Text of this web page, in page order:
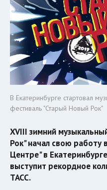
В Екатеринбурге стартовал
фестиваль "Старый Новый Рок"
XVIII зимний
Рок" начал свою работу
Центре" в
выступит рекордное
ТАСС.